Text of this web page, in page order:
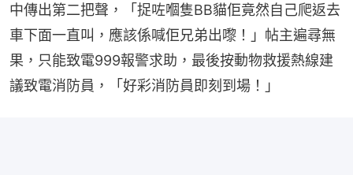
中傳出第二把聲，「捉咗嗰隻BB貓佢竟然自己爬返去
車下面一直叫，應該係喊佢兄弟出嚟！」帖主遍尋無
果，只能致電999報警求助，最後按動物救援熱線建
議致電消防員，「好彩消防員即刻到場！」